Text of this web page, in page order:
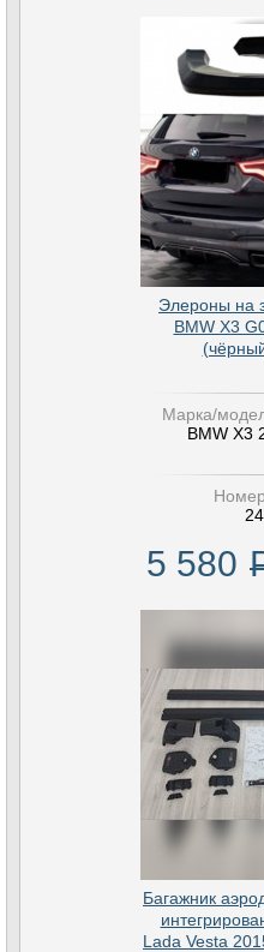
Элероны на
BMW X3
Марка/
BMW X3
5 580
Багажник
Lada Vesta